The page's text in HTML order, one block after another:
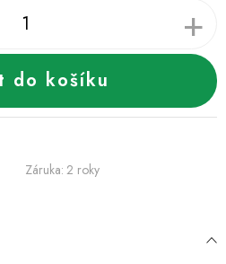
do košíku
Záruka: 2 roky